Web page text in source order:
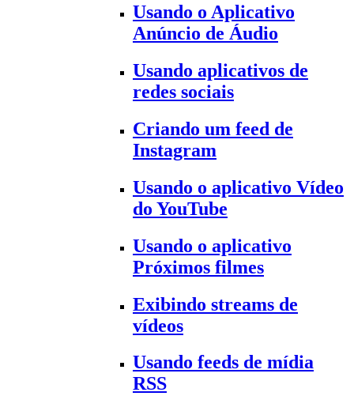
Usando o Aplicativo
Anúncio de Áudio
Usando aplicativos de
redes sociais
Criando um feed de
Instagram
Usando o aplicativo Vídeo
do YouTube
Usando o aplicativo
Próximos filmes
Exibindo streams de
vídeos
Usando feeds de mídia
RSS